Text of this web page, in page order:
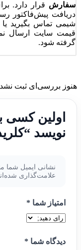
سفارشقرار دارد.
دریافت پیش‌فاکتور
شیمی تماس بگیرید
قیمت سایت ارسال
گرفته شود.
هنوز بررسی‌ای ثبت
اولین کسی
نویسد
نشانی ایمیل شما
علامت‌گذاری
امتیاز شما*
دیدگاه شما*